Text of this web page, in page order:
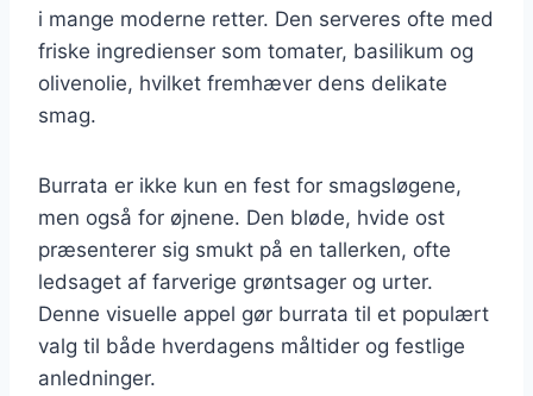
i mange moderne retter. Den serveres ofte med
friske ingredienser som tomater, basilikum og
olivenolie, hvilket fremhæver dens delikate
smag.
Burrata er ikke kun en fest for smagsløgene,
men også for øjnene. Den bløde, hvide ost
præsenterer sig smukt på en tallerken, ofte
ledsaget af farverige grøntsager og urter.
Denne visuelle appel gør burrata til et populært
valg til både hverdagens måltider og festlige
anledninger.